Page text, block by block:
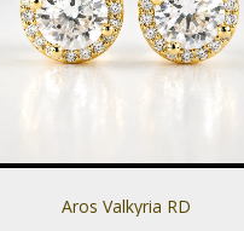
Aros Valkyria RD